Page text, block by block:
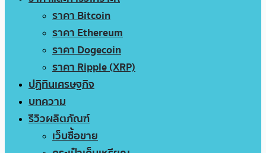
ราคา Bitcoin
ราคา Ethereum
ราคา Dogecoin
ราคา Ripple (XRP)
ปฏิทินเศรษฐกิจ
บทความ
รีวิวผลิตภัณฑ์
เว็บซื้อขาย